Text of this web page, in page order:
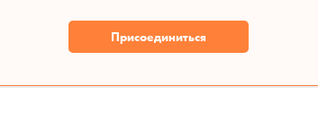
Присоединиться